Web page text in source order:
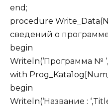
end;
procedure
сведений о
begin
Writeln(‘Программа №
with
begin
Writeln(‘Название :